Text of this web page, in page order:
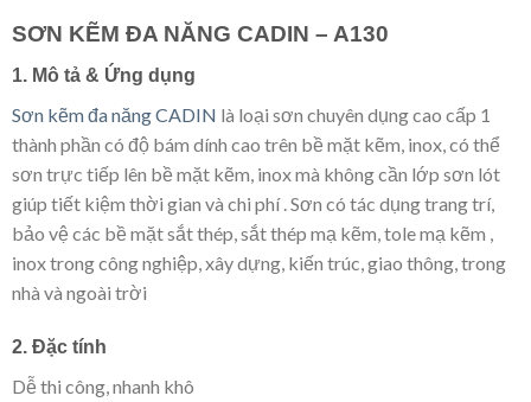
SƠN KẼM ĐA NĂNG CADIN – A130
1. Mô tả & Ứng dụng
Sơn kẽm đa năng CADIN là loại sơn chuyên dụng cao cấp 1
thành phần có độ bám dính cao trên bề mặt kẽm, inox, có thể
sơn trực tiếp lên bề mặt kẽm, inox mà không cần lớp sơn lót
giúp tiết kiệm thời gian và chi phí . Sơn có tác dụng trang trí,
bảo vệ các bề mặt sắt thép, sắt thép mạ kẽm, tole mạ kẽm ,
inox trong công nghiệp, xây dựng, kiến trúc, giao thông, trong
nhà và ngoài trời
2. Đặc tính
Dễ thi công, nhanh khô